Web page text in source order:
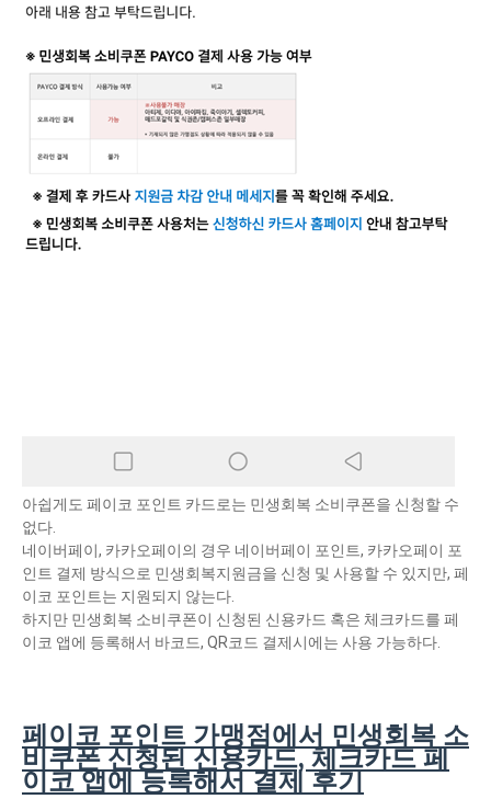
아쉽게도 페이코 포인트 카드로는 민생회복 소비쿠폰을 신청할 수
없다.
네이버페이, 카카오페이의 경우 네이버페이 포인트, 카카오페이 포
인트 결제 방식으로 민생회복지원금을 신청 및 사용할 수 있지만, 페
이코 포인트는 지원되지 않는다.
하지만 민생회복 소비쿠폰이 신청된 신용카드 혹은 체크카드를 페
이코 앱에 등록해서 바코드, QR코드 결제시에는 사용 가능하다.
페이코 포인트 가맹점에서 민생회복 소
비쿠폰 신청된 신용카드, 체크카드 페
이코 앱에 등록해서 결제 후기